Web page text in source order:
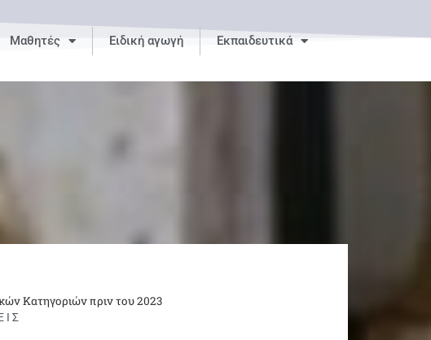
Μαθητές Ειδική αγωγή Εκπαιδευτικά
Κατηγοριών πριν του 2023